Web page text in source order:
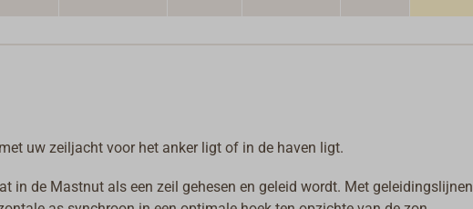
uw zeiljacht voor het anker ligt of in de haven ligt.
in de Mastnut als een zeil gehesen en geleid wordt. Met geleidingslijnen